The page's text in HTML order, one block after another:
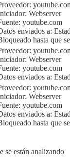
Webserver
youtube.com
enviados a:
hasta que
Webserver
youtube.com
enviados a:
Webserver
youtube.com
enviados a:
hasta que
se están analizando